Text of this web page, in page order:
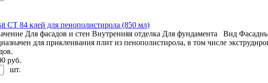
CT 84 клей для пенополистирола (850 мл)
Для фасадов и стен Внутренняя отделка Для фундамента Вид
для приклеивания плит из пенополистирола, в том числе
руб.
шт.